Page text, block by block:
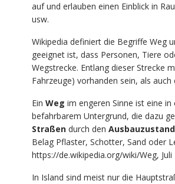
auf und erlauben einen Einblick in
usw.
Wikipedia definiert die Begriffe Weg
geeignet ist, dass Personen, Tiere
Wegstrecke. Entlang dieser Strecke
Fahrzeuge) vorhanden sein, als
Ein Weg im engeren Sinne ist eine
befahrbarem Untergrund, die dazu
Straßen durch den Ausbauzustand
Belag Pflaster, Schotter, Sand oder
https://de.wikipedia.org/wiki/Weg, Juli
In Island sind meist nur die